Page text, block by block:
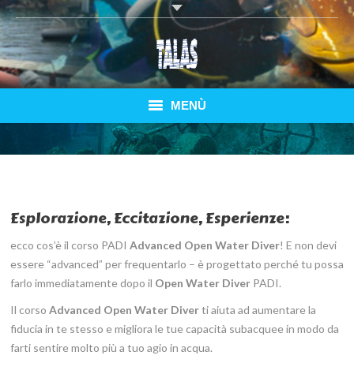
MENÙ
Home
Immersioni Elba
Bungalows
Traghetti
Esplorazione, Eccitazione, Esperienze:
ecco cos’è il corso PADI Advanced Open Water Diver! E non devi
essere “advanced” per frequentarlo – è progettato perché tu possa
farlo immediatamente dopo il Open Water Diver PADI.
Il corso Advanced Open Water Diverti aiuta ad aumentare la
fiducia in te stesso e migliora le tue capacità subacquee in modo da
farti sentire molto più a tuo agio in acqua.